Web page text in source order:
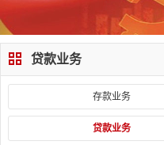
贷款业务
存款业务
贷款业务